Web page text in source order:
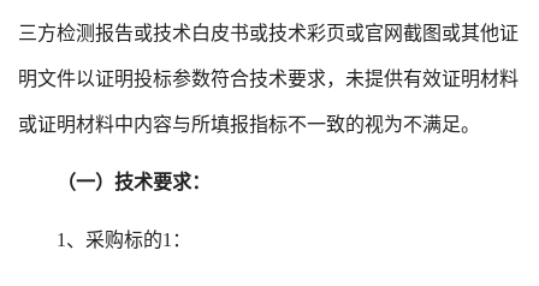
三方检测报告或技术白皮书或技术彩页或官网截图或其他证
明文件以证明投标参数符合技术要求，未提供有效证明材料
或证明材料中内容与所填报指标不一致的视为不满足。
（一）技术要求：
1、采购标的1：